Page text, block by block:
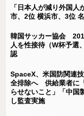
「日本人が減り外国
市、2位 横浜市、3位
韓国サッカー協会
人を性接待（W杯予選
認
SpaceX、米国防関連
全排除へ 供給業者に
らせないこと」「中国
し監査実施